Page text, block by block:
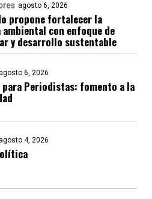
agosto 6, 2026
propone fortalecer la
con enfoque de
y desarrollo sustentable
agosto 6, 2026
para Periodistas: fomento a la
agosto 4, 2026